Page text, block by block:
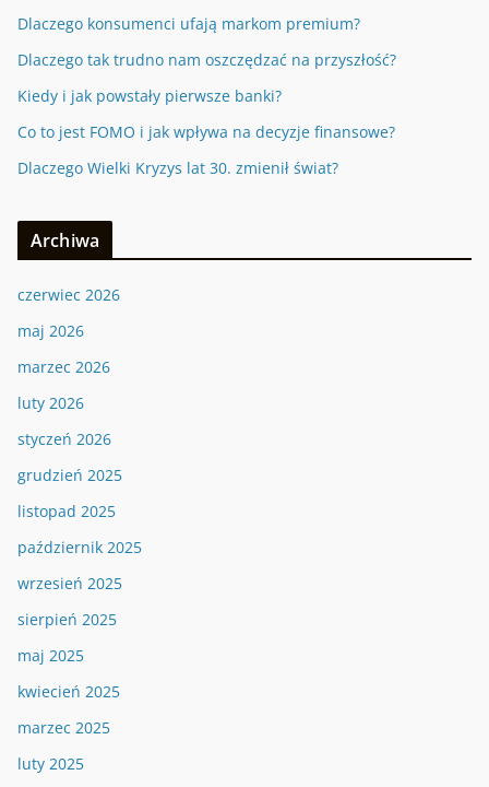
Dlaczego konsumenci ufają markom premium?
Dlaczego tak trudno nam oszczędzać na przyszłość?
Kiedy i jak powstały pierwsze banki?
Co to jest FOMO i jak wpływa na decyzje finansowe?
Dlaczego Wielki Kryzys lat 30. zmienił świat?
Archiwa
czerwiec 2026
maj 2026
marzec 2026
luty 2026
styczeń 2026
grudzień 2025
listopad 2025
październik 2025
wrzesień 2025
sierpień 2025
maj 2025
kwiecień 2025
marzec 2025
luty 2025